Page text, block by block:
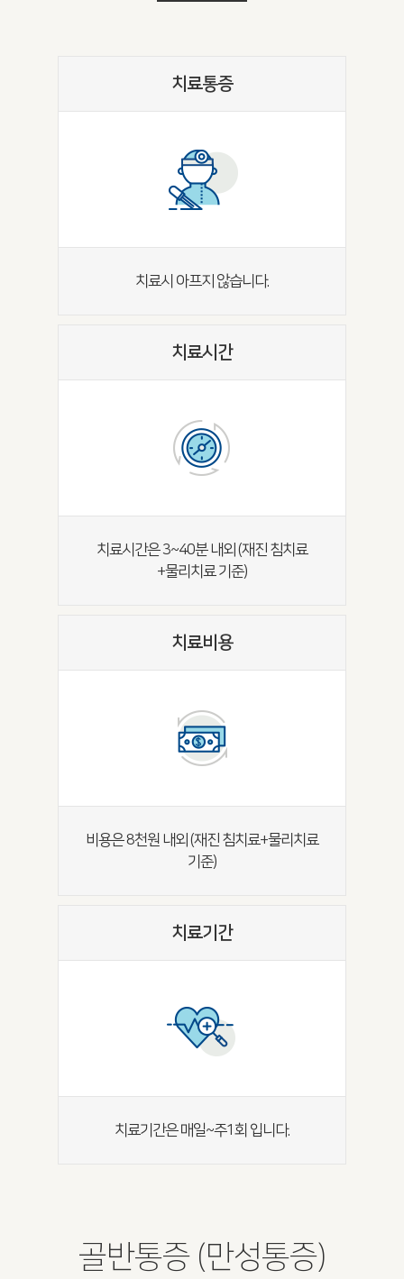
치료통증
치료시 아프지 않습니다.
치료시간
치료시간은 3~40분 내외 (재진 침치료
+물리치료 기준)
치료비용
비용은 8천원 내외 (재진 침치료+물리치료
기준)
치료기간
치료기간은 매일~주1회 입니다.
골반통증 (만성통증)